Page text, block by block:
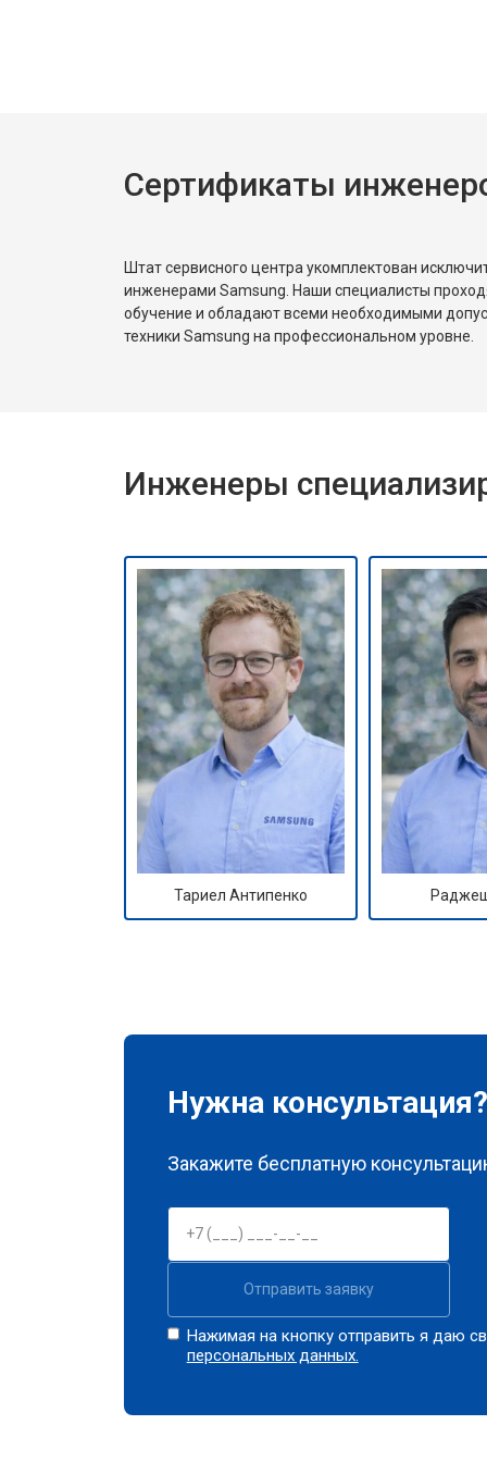
Замена реле
Сертификаты
Штат сервисного центра укомплектован
инженерами Samsung. Наши специалисты
обучение и обладают всеми необходимыми
техники Samsung на профессиональном уровне.
Инженеры
Тариел Антипенко
Нужна консультация?
Закажите бесплатную
Отправить заявку
Нажимая на кнопку отправить я даю
персональных данных.